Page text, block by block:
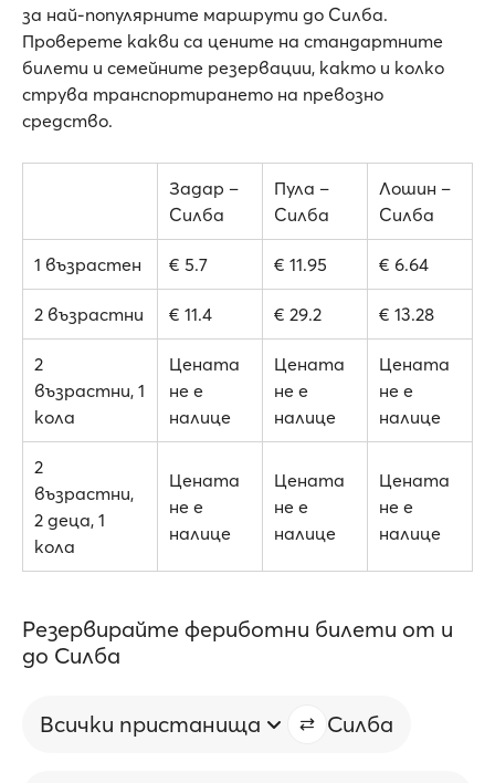
за най-популярните маршрути до Силба.
Проверете какви са цените на стандартните
билети и семейните резервации, както и колко
струва транспортирането на превозно
средство.
Задар –
Силба
Пула –
Силба
Лошин –
Силба
1 възрастен € 5.7 € 11.95 € 6.64
2 възрастни € 11.4 € 29.2 € 13.28
2
възрастни, 1
кола
Цената
не е
налице
Цената
не е
налице
Цената
не е
налице
2
възрастни,
2 деца, 1
кола
Цената
не е
налице
Цената
не е
налице
Цената
не е
налице
Резервирайте фериботни билети от и
до Силба
Всички пристанища Силба